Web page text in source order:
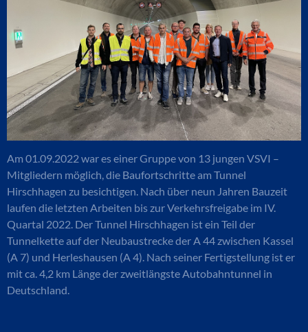
Am 01.09.2022 war es einer Gruppe von 13 jungen VSVI –
Mitgliedern möglich, die Baufortschritte am Tunnel
Hirschhagen zu besichtigen. Nach über neun Jahren Bauzeit
laufen die letzten Arbeiten bis zur Verkehrsfreigabe im IV.
Quartal 2022. Der Tunnel Hirschhagen ist ein Teil der
Tunnelkette auf der Neubaustrecke der A 44 zwischen Kassel
(A 7) und Herleshausen (A 4). Nach seiner Fertigstellung ist er
mit ca. 4,2 km Länge der zweitlängste Autobahntunnel in
Deutschland.